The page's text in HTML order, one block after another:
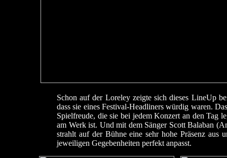
Schon auf der Loreley zeigte sich dieses LineUp
dass sie eines Festival-Headliners würdig waren.
Spielfreude, die sie bei jedem Konzert an den Tag
am Werk ist. Und mit dem Sänger Scott Balaban
strahlt auf der Bühne eine sehr hohe Präsenz aus
jeweiligen Gegebenheiten perfekt anpasst.